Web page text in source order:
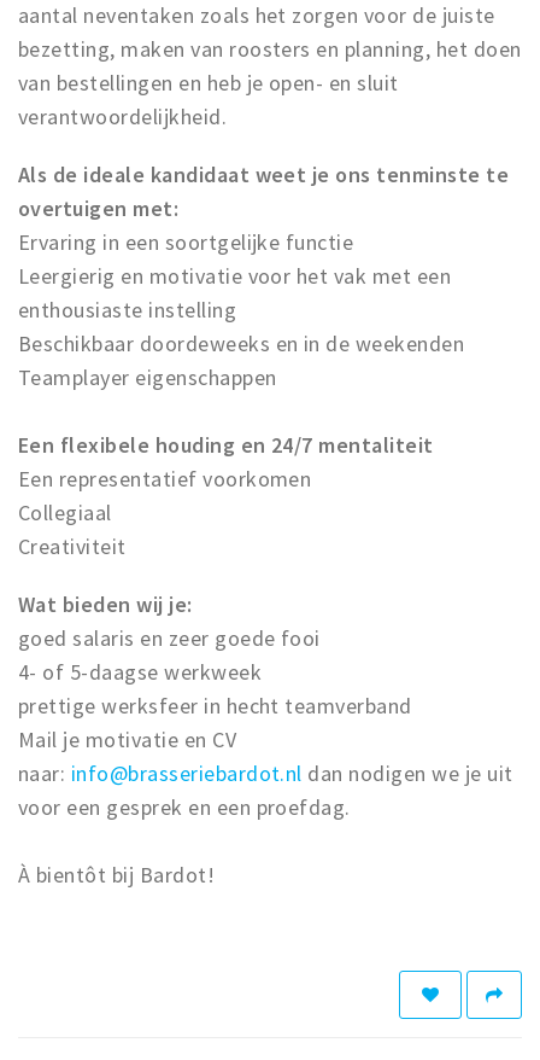
aantal neventaken zoals het zorgen voor de juiste
bezetting, maken van roosters en planning, het doen
van bestellingen en heb je open- en sluit
verantwoordelijkheid.
Als de ideale kandidaat weet je ons tenminste te
overtuigen met:
Ervaring in een soortgelijke functie
Leergierig en motivatie voor het vak met een
enthousiaste instelling
Beschikbaar doordeweeks en in de weekenden
Teamplayer eigenschappen
Een flexibele houding en 24/7 mentaliteit
Een representatief voorkomen
Collegiaal
Creativiteit
Wat bieden wij je:
goed salaris en zeer goede fooi
4- of 5-daagse werkweek
prettige werksfeer in hecht teamverband
Mail je motivatie en CV
naar: info@brasseriebardot.nl dan nodigen we je uit
voor een gesprek en een proefdag.
À bientôt bij Bardot!